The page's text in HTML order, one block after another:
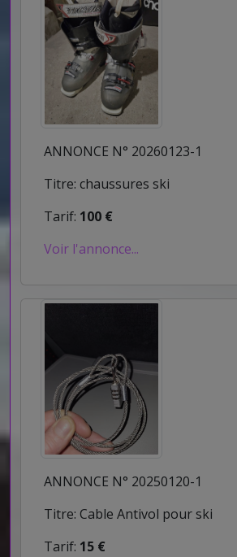
ANNONCE N° 20260123-1
Titre: chaussures ski
Tarif: 100 €
Voir l'annonce...
ANNONCE N° 20250120-1
Titre: Cable Antivol pour ski
Tarif: 15 €